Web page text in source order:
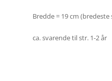
Bredde = 19 cm (bredeste
ca. svarende til str. 1-2 år